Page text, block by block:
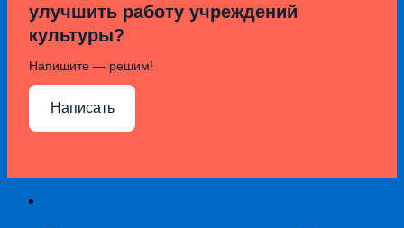
улучшить работу учреждений
культуры?
Напишите — решим!
Написать